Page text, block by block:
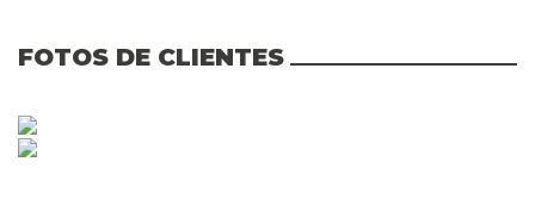
FOTOS DE CLIENTES